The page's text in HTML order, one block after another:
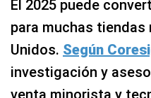
El 2025 puede
para muchas
Unidos. Según
investigación y